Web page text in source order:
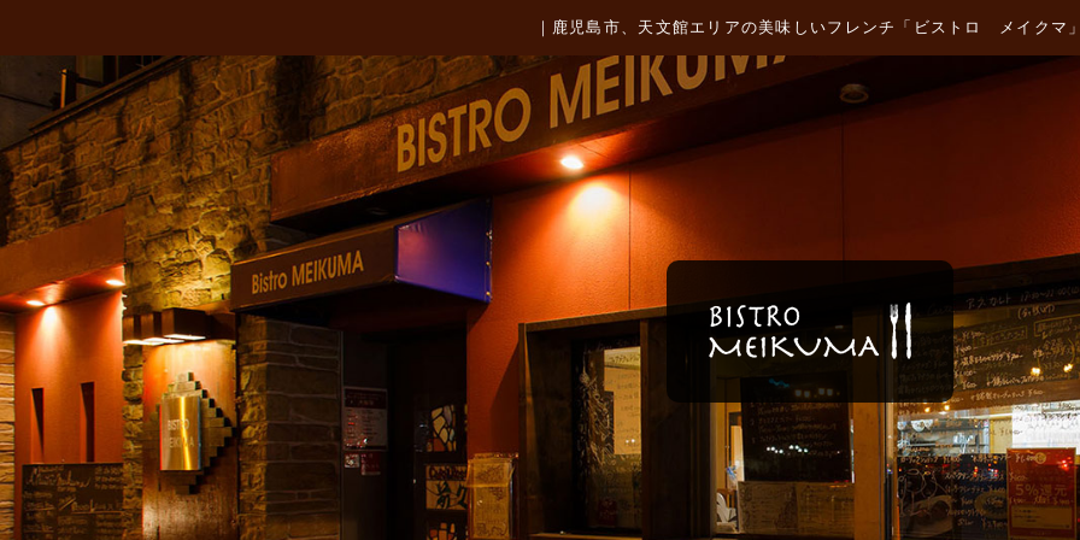
｜鹿児島市、天文館エリアの美味しいフレンチ「ビストロ メイクマ